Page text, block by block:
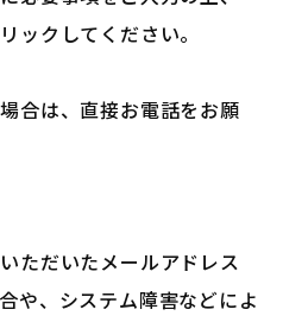
ックしてください。
合は、直接お電話をお願
ただいたメールアドレス
や、システム障害などによ